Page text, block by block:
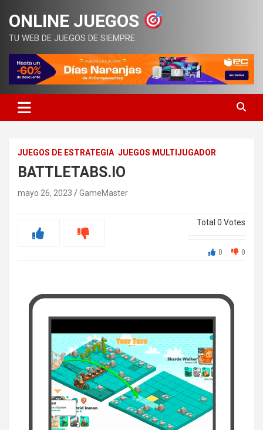
contenido
ONLINE JUEGOS
TU WEB DE JUEGOS DE SIEMPRE
JUEGOS DE ESTRATEGIA JUEGOS MULTIJUGADOR
BATTLETABS.IO
mayo 26, 2023 GameMaster
Total 0 Votes
0
0